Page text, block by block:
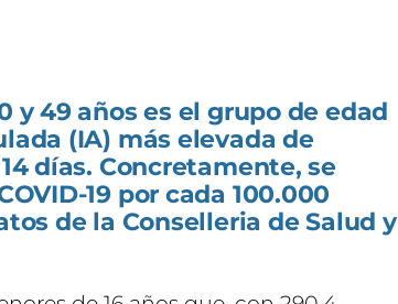
y 49 años es el grupo de edad
(IA) más elevada de
días. Concretamente, se
19 por cada 100.000
de la Conselleria de Salud y